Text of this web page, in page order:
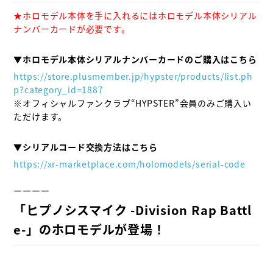
★ホロモデル本体を手に入れるにはホロモデル本体シリアル
ナンバーカードが必要です。
▼ホロモデル本体シリアルナンバーカードのご購入はこちら
https://store.plusmember.jp/hypster/products/list.ph
p?category_id=1887
※オフィシャルファンクラブ“HYPSTER”会員のみご購入い
ただけます。
▼シリアルコード交換方法はこちら
https://xr-marketplace.com/holomodels/serial-code
「ヒプノシスマイク -Division Rap Battl
e-」のホロモデルが登場！